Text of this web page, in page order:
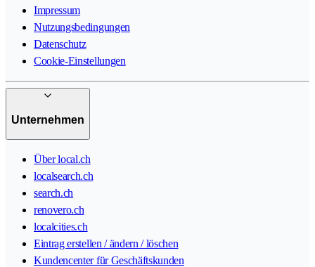
Impressum
Nutzungsbedingungen
Datenschutz
Cookie-Einstellungen
Unternehmen
Über local.ch
localsearch.ch
search.ch
renovero.ch
localcities.ch
Eintrag erstellen / ändern / löschen
Kundencenter für Geschäftskunden